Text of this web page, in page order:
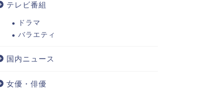
テレビ番組
ドラマ
バラエティ
国内ニュース
女優・俳優